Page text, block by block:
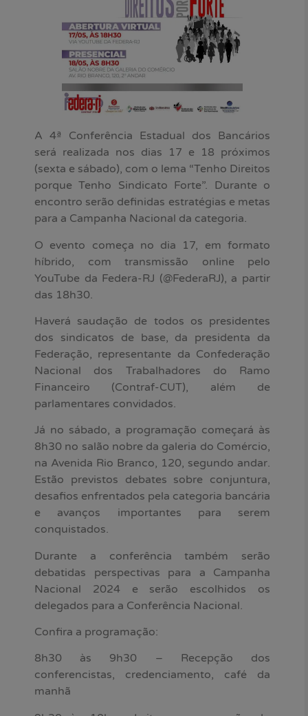
A 4ª Conferência Estadual dos Bancários
será realizada nos dias 17 e 18 próximos
(sexta e sábado), com o lema “Tenho Direitos
porque Tenho Sindicato Forte”. Durante o
encontro serão definidas estratégias e metas
para a Campanha Nacional da categoria.
O evento começa no dia 17, em formato
híbrido, com transmissão online pelo
YouTube da Federa-RJ (@FederaRJ), a partir
das 18h30.
Haverá saudação de todos os presidentes
dos sindicatos de base, da presidenta da
Federação, representante da Confederação
Nacional dos Trabalhadores do Ramo
Financeiro (Contraf-CUT), além de
parlamentares convidados.
Já no sábado, a programação começará às
8h30 no salão nobre da galeria do Comércio,
na Avenida Rio Branco, 120, segundo andar.
Estão previstos debates sobre conjuntura,
desafios enfrentados pela categoria bancária
e avanços importantes para serem
conquistados.
Durante a conferência também serão
debatidas perspectivas para a Campanha
Nacional 2024 e serão escolhidos os
delegados para a Conferência Nacional.
Confira a programação:
8h30 às 9h30 – Recepção dos
conferencistas, credenciamento, café da
manhã